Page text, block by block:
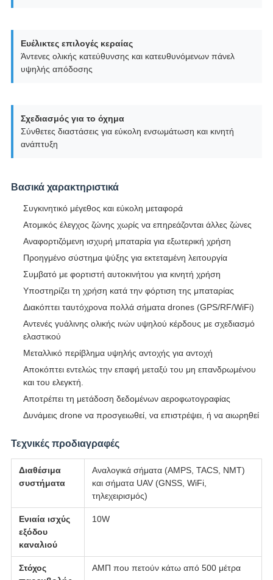
Ευέλικτες επιλογές κεραίας
Άντενες ολικής κατεύθυνσης και κατευθυνόμενων πάνελ
υψηλής απόδοσης
Σχεδιασμός για το όχημα
Σύνθετες διαστάσεις για εύκολη ενσωμάτωση και κινητή
ανάπτυξη
Βασικά χαρακτηριστικά
Συγκινητικό μέγεθος και εύκολη μεταφορά
Ατομικός έλεγχος ζώνης χωρίς να επηρεάζονται άλλες ζώνες
Αναφορτιζόμενη ισχυρή μπαταρία για εξωτερική χρήση
Προηγμένο σύστημα ψύξης για εκτεταμένη λειτουργία
Συμβατό με φορτιστή αυτοκινήτου για κινητή χρήση
Υποστηρίζει τη χρήση κατά την φόρτιση της μπαταρίας
Διακόπτει ταυτόχρονα πολλά σήματα drones (GPS/RF/WiFi)
Αντενές γυάλινης ολικής ινών υψηλού κέρδους με σχεδιασμό
ελαστικού
Μεταλλικό περίβλημα υψηλής αντοχής για αντοχή
Αποκόπτει εντελώς την επαφή μεταξύ του μη επανδρωμένου
και του ελεγκτή.
Αποτρέπει τη μετάδοση δεδομένων αεροφωτογραφίας
Δυνάμεις drone να προσγειωθεί, να επιστρέψει, ή να αιωρηθεί
Τεχνικές προδιαγραφές
Διαθέσιμα
συστήματα
Αναλογικά σήματα (AMPS, TACS, NMT)
και σήματα UAV (GNSS, WiFi,
τηλεχειρισμός)
Ενιαία ισχύς
εξόδου
καναλιού
10W
Στόχος
ΑΜΠ που πετούν κάτω από 500 μέτρα